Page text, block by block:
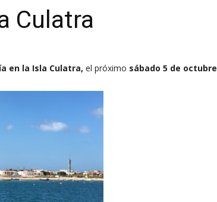
Culatra
en la Isla Culatra, el próximo sábado 5 de octubre